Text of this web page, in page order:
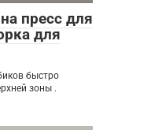
пресс для
для
быстро
зоны .